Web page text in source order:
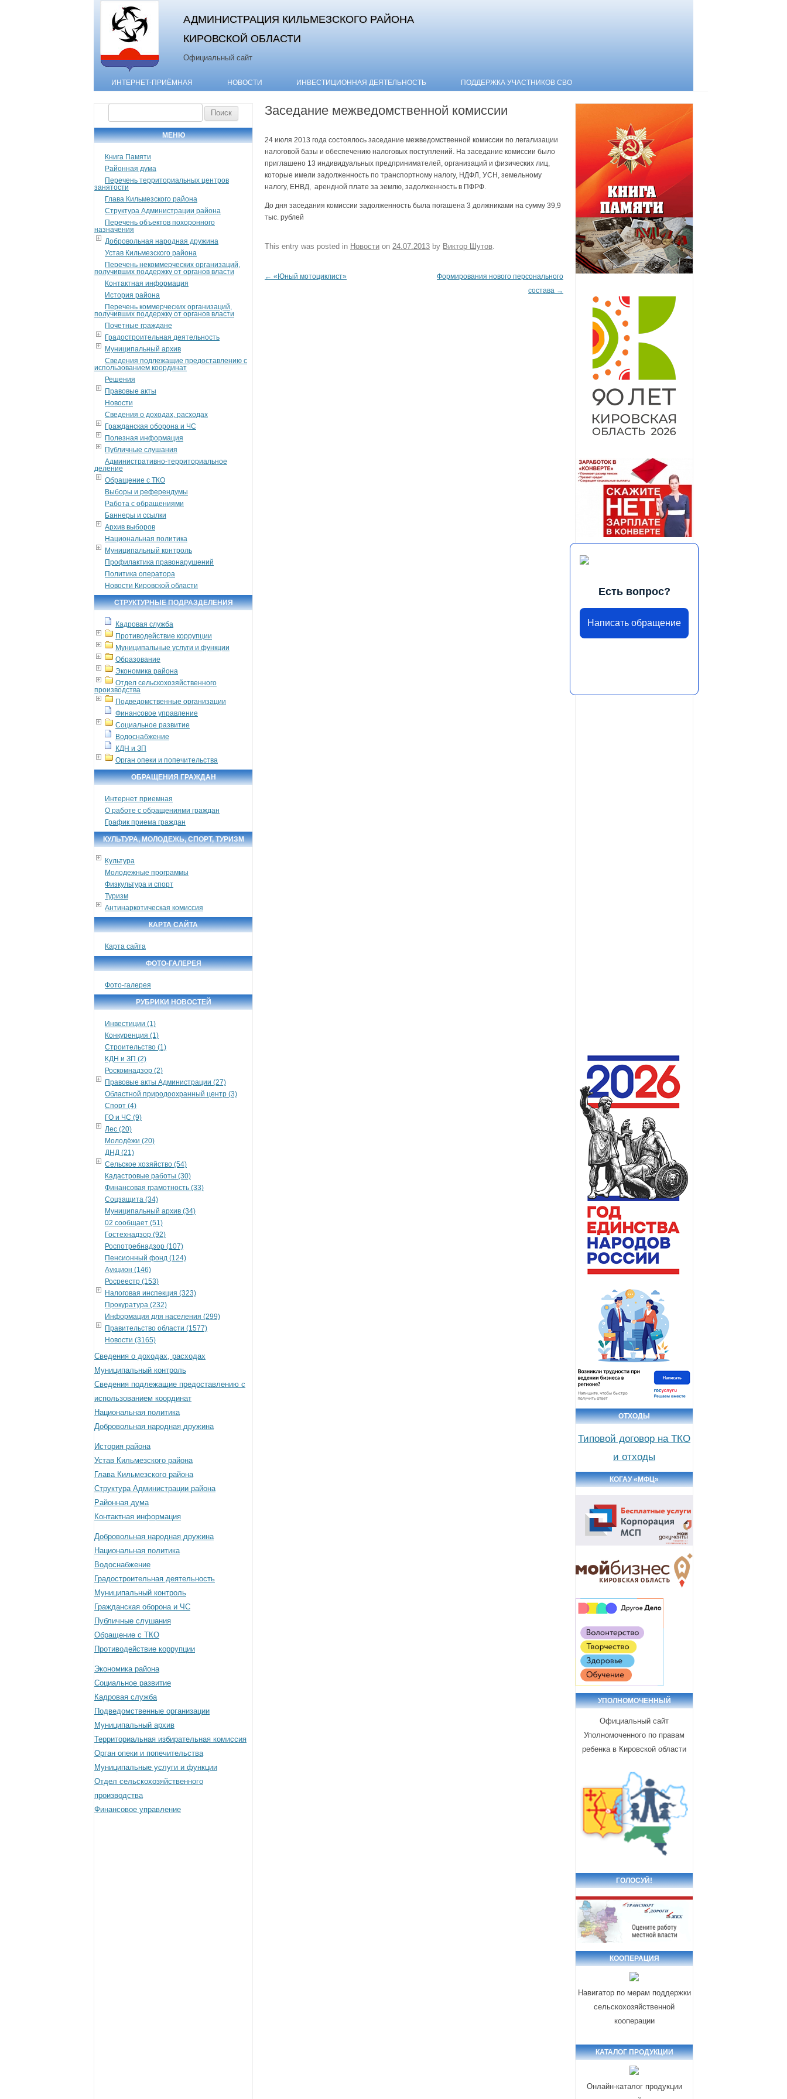
АДМИНИСТРАЦИЯ КИЛЬМЕЗСКОГО РАЙОНА
КИРОВСКОЙ ОБЛАСТИ
Официальный сайт
Skip to content
ИНТЕРНЕТ-ПРИЁМНАЯ НОВОСТИ ИНВЕСТИЦИОННАЯ ДЕЯТЕЛЬНОСТЬ ПОДДЕРЖКА УЧАСТНИКОВ СВО
МЕНЮ
Книга Памяти
Районная дума
Перечень территориальных центров
занятости
Глава Кильмезского района
Структура Администрации района
Перечень объектов похоронного
назначения
Добровольная народная дружина
Устав Кильмезского района
Перечень некоммерческих организаций,
получивших поддержку от органов власти
Контактная информация
История района
Перечень коммерческих организаций,
получивших поддержку от органов власти
Почетные граждане
Градостроительная деятельность
Муниципальный архив
Сведения подлежащие предоставлению с
использованием координат
Решения
Правовые акты
Новости
Сведения о доходах, расходах
Гражданская оборона и ЧС
Полезная информация
Публичные слушания
Административно-территориальное
деление
Обращение с ТКО
Выборы и референдумы
Работа с обращениями
Баннеры и ссылки
Архив выборов
Национальная политика
Муниципальный контроль
Профилактика правонарушений
Политика оператора
Новости Кировской области
СТРУКТУРНЫЕ ПОДРАЗДЕЛЕНИЯ
Кадровая служба
Противодействие коррупции
Муниципальные услуги и функции
Образование
Экономика района
Отдел сельскохозяйственного
производства
Подведомственные организации
Финансовое управление
Социальное развитие
Водоснабжение
КДН и ЗП
Орган опеки и попечительства
ОБРАЩЕНИЯ ГРАЖДАН
Интернет приемная
О работе с обращениями граждан
График приема граждан
КУЛЬТУРА, МОЛОДЕЖЬ, СПОРТ, ТУРИЗМ
Культура
Молодежные программы
Физкультура и спорт
Туризм
Антинаркотическая комиссия
КАРТА САЙТА
Карта сайта
ФОТО-ГАЛЕРЕЯ
Фото-галерея
РУБРИКИ НОВОСТЕЙ
Инвестиции (1)
Конкуренция (1)
Строительство (1)
КДН и ЗП (2)
Роскомнадзор (2)
Правовые акты Администрации (27)
Областной природоохранный центр (3)
Спорт (4)
ГО и ЧС (9)
Лес (20)
Молодёжи (20)
ДНД (21)
Сельское хозяйство (54)
Кадастровые работы (30)
Финансовая грамотность (33)
Соцзащита (34)
Муниципальный архив (34)
02 сообщает (51)
Гостехнадзор (92)
Роспотребнадзор (107)
Пенсионный фонд (124)
Аукцион (146)
Росреестр (153)
Налоговая инспекция (323)
Прокуратура (232)
Информация для населения (299)
Правительство области (1577)
Новости (3165)
Сведения о доходах, расходах
Муниципальный контроль
Сведения подлежащие предоставлению с
использованием координат
Национальная политика
Добровольная народная дружина
История района
Устав Кильмезского района
Глава Кильмезского района
Структура Администрации района
Районная дума
Контактная информация
Добровольная народная дружина
Национальная политика
Водоснабжение
Градостроительная деятельность
Муниципальный контроль
Гражданская оборона и ЧС
Публичные слушания
Обращение с ТКО
Противодействие коррупции
Экономика района
Социальное развитие
Кадровая служба
Подведомственные организации
Муниципальный архив
Территориальная избирательная комиссия
Орган опеки и попечительства
Муниципальные услуги и функции
Отдел сельскохозяйственного
производства
Финансовое управление
Заседание межведомственной комиссии
24 июля 2013 года состоялось заседание межведомственной комиссии по легализации
налоговой базы и обеспечению налоговых поступлений. На заседание комиссии было
приглашено 13 индивидуальных предпринимателей, организаций и физических лиц,
которые имели задолженность по транспортному налогу, НДФЛ, УСН, земельному
налогу, ЕНВД, арендной плате за землю, задолженность в ПФРФ.
До дня заседания комиссии задолженность была погашена 3 должниками на сумму 39,9
тыс. рублей
This entry was posted in Новости on 24.07.2013 by Виктор Шутов
Post navigation
← «Юный мотоциклист»
Формирования нового персонального
состава →
Есть вопрос?
Написать обращение
ОТХОДЫ
Типовой договор на ТКО
и отходы
КОГАУ «МФЦ»
УПОЛНОМОЧЕННЫЙ
Официальный сайт
Уполномоченного по правам
ребенка в Кировской области
ГОЛОСУЙ!
КООПЕРАЦИЯ
Навигатор по мерам поддержки
сельскохозяйственной
кооперации
КАТАЛОГ ПРОДУКЦИИ
Онлайн-каталог продукции